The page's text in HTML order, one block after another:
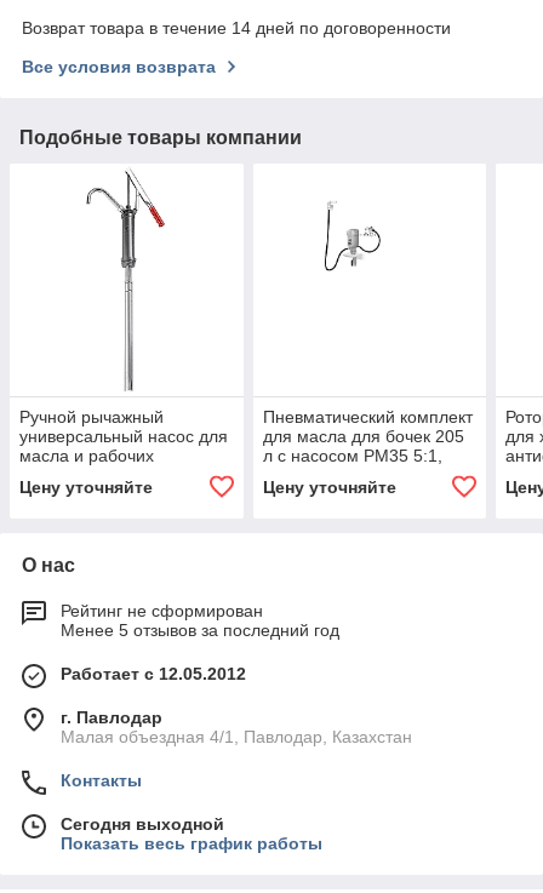
Возврат товара в течение 14 дней по договоренности
Все условия возврата
Подобные товары компании
Ручной рычажный
универсальный насос для
масла и рабочих
жидкостей, для бочек 205
л. SAMOA
Цену уточняйте
Пневматический комплект
для масла для бочек 205
л с насосом PM35 5:1,
Цену уточняйте
для
О нас
Рейтинг не сформирован
Менее 5 отзывов за последний год
Работает с 12.05.2012
г. Павлодар
Малая объездная 4/1, Павлодар, Казахстан
Контакты
Сегодня выходной
Показать весь график работы